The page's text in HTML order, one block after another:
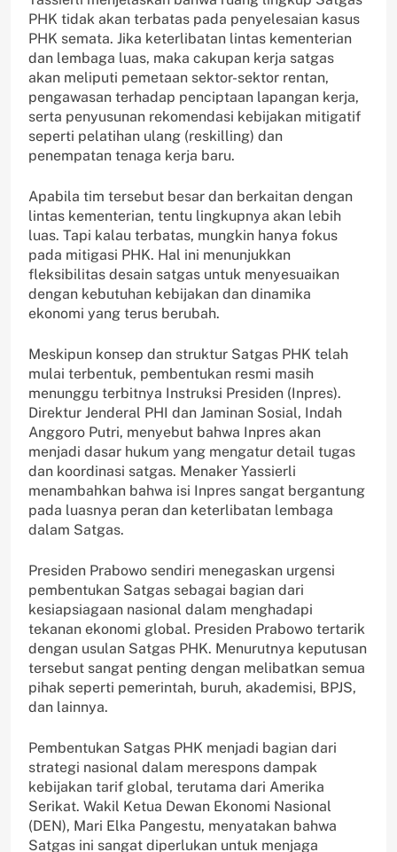
PHK tidak akan terbatas pada penyelesaian kasus
PHK semata. Jika keterlibatan lintas kementerian
dan lembaga luas, maka cakupan kerja satgas
akan meliputi pemetaan sektor-sektor rentan,
pengawasan terhadap penciptaan lapangan kerja,
serta penyusunan rekomendasi kebijakan mitigatif
seperti pelatihan ulang (reskilling) dan
penempatan tenaga kerja baru.
Apabila tim tersebut besar dan berkaitan dengan
lintas kementerian, tentu lingkupnya akan lebih
luas. Tapi kalau terbatas, mungkin hanya fokus
pada mitigasi PHK. Hal ini menunjukkan
fleksibilitas desain satgas untuk menyesuaikan
dengan kebutuhan kebijakan dan dinamika
ekonomi yang terus berubah.
Meskipun konsep dan struktur Satgas PHK telah
mulai terbentuk, pembentukan resmi masih
menunggu terbitnya Instruksi Presiden (Inpres).
Direktur Jenderal PHI dan Jaminan Sosial, Indah
Anggoro Putri, menyebut bahwa Inpres akan
menjadi dasar hukum yang mengatur detail tugas
dan koordinasi satgas. Menaker Yassierli
menambahkan bahwa isi Inpres sangat bergantung
pada luasnya peran dan keterlibatan lembaga
dalam Satgas.
Presiden Prabowo sendiri menegaskan urgensi
pembentukan Satgas sebagai bagian dari
kesiapsiagaan nasional dalam menghadapi
tekanan ekonomi global. Presiden Prabowo tertarik
dengan usulan Satgas PHK. Menurutnya keputusan
tersebut sangat penting dengan melibatkan semua
pihak seperti pemerintah, buruh, akademisi, BPJS,
dan lainnya.
Pembentukan Satgas PHK menjadi bagian dari
strategi nasional dalam merespons dampak
kebijakan tarif global, terutama dari Amerika
Serikat. Wakil Ketua Dewan Ekonomi Nasional
(DEN), Mari Elka Pangestu, menyatakan bahwa
Satgas ini sangat diperlukan untuk menjaga